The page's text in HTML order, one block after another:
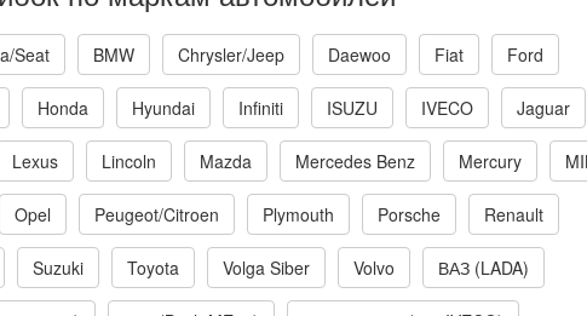
Seat BMW Chrysler/Jeep Daewoo Fiat Ford
Honda Hyundai Infiniti ISUZU IVECO Jaguar
Lexus Lincoln Mazda Mercedes Benz Mercury
Opel Peugeot/Citroen Plymouth Porsche Renault
Suzuki Toyota Volga Siber Volvo ВАЗ (LADA)